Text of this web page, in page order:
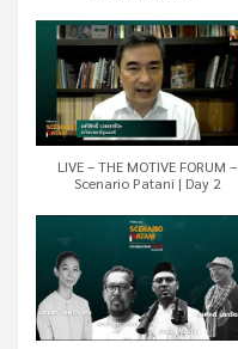
LIVE – THE MOTIVE FORUM –
Scenario Patani | Day 2